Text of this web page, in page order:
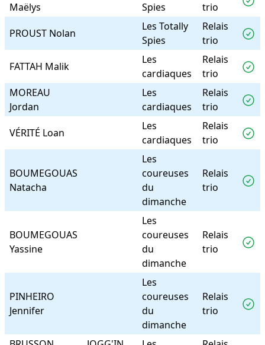
Maëlys
Spies
trio
PROUST Nolan
Les Totally
Spies
Relais
trio
FATTAH Malik
Les
cardiaques
Relais
trio
MOREAU
Jordan
Les
cardiaques
Relais
trio
VÉRITÉ Loan
Les
cardiaques
Relais
trio
BOUMEGOUAS
Natacha
Les
coureuses
du
dimanche
Relais
trio
BOUMEGOUAS
Yassine
Les
coureuses
du
dimanche
Relais
trio
PINHEIRO
Jennifer
Les
coureuses
du
dimanche
Relais
trio